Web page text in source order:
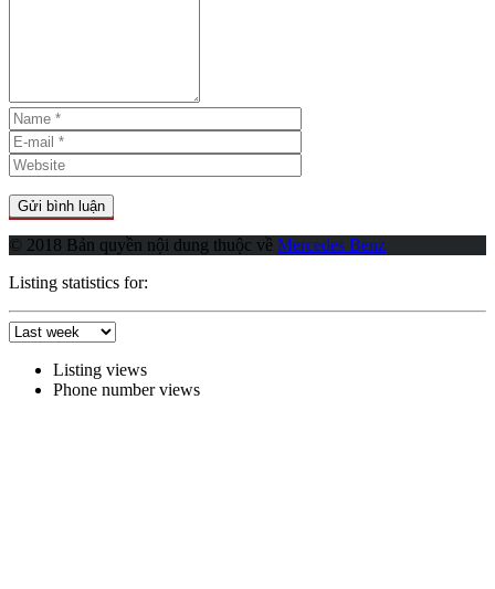
© 2018 Bản quyền nội dung thuộc về Mercedes Benz
Listing statistics for:
Listing views
Phone number views